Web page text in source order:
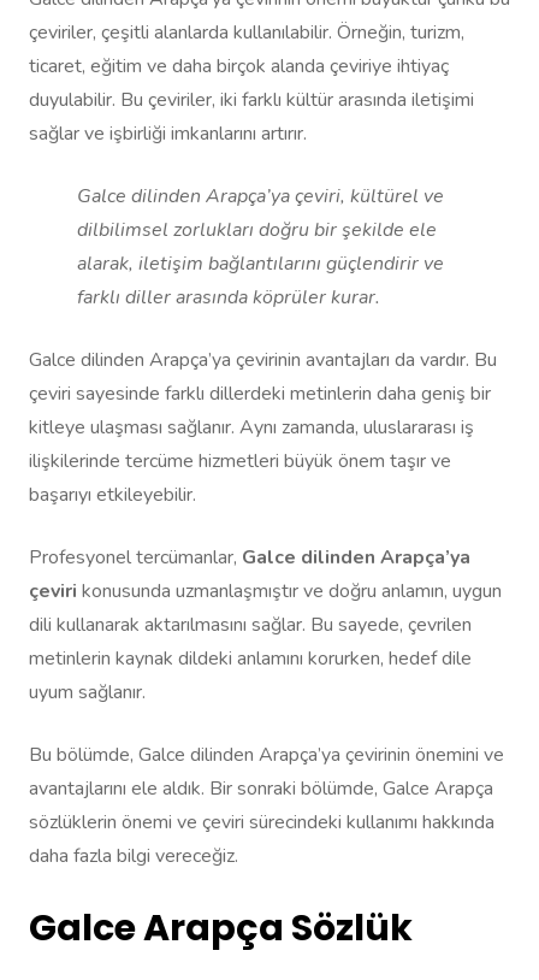
çeviriler, çeşitli alanlarda kullanılabilir. Örneğin, turizm,
ticaret, eğitim ve daha birçok alanda çeviriye ihtiyaç
duyulabilir. Bu çeviriler, iki farklı kültür arasında iletişimi
sağlar ve işbirliği imkanlarını artırır.
Galce dilinden Arapça’ya çeviri, kültürel ve
dilbilimsel zorlukları doğru bir şekilde ele
alarak, iletişim bağlantılarını güçlendirir ve
farklı diller arasında köprüler kurar.
Galce dilinden Arapça’ya çevirinin avantajları da vardır. Bu
çeviri sayesinde farklı dillerdeki metinlerin daha geniş bir
kitleye ulaşması sağlanır. Aynı zamanda, uluslararası iş
ilişkilerinde tercüme hizmetleri büyük önem taşır ve
başarıyı etkileyebilir.
Profesyonel tercümanlar, Galce dilinden Arapça’ya
çeviri konusunda uzmanlaşmıştır ve doğru anlamın, uygun
dili kullanarak aktarılmasını sağlar. Bu sayede, çevrilen
metinlerin kaynak dildeki anlamını korurken, hedef dile
uyum sağlanır.
Bu bölümde, Galce dilinden Arapça’ya çevirinin önemini ve
avantajlarını ele aldık. Bir sonraki bölümde, Galce Arapça
sözlüklerin önemi ve çeviri sürecindeki kullanımı hakkında
daha fazla bilgi vereceğiz.
Galce Arapça Sözlük